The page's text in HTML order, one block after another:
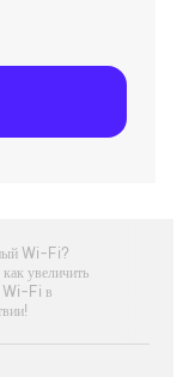
Wi-Fi?
увеличить
Wi-Fi в